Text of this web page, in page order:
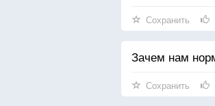
Сохранить
Зачем нам
Сохранить